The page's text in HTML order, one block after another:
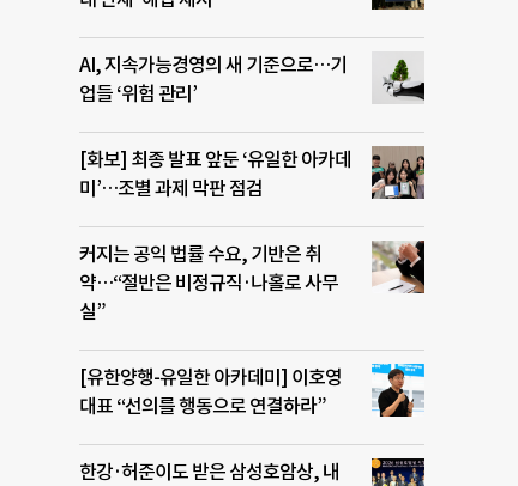
AI, 지속가능경영의 새 기준으로…기
업들 ‘위험 관리’
[화보] 최종 발표 앞둔 ‘유일한 아카데
미’…조별 과제 막판 점검
커지는 공익 법률 수요, 기반은 취
약…“절반은 비정규직·나홀로 사무
실”
[유한양행-유일한 아카데미] 이호영
대표 “선의를 행동으로 연결하라”
한강·허준이도 받은 삼성호암상, 내